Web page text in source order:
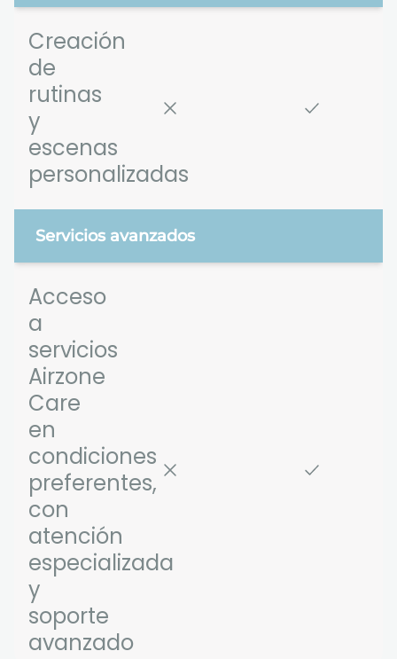
Creación
de
rutinas
y
escenas
personalizadas
Servicios avanzados
Acceso
a
servicios
Airzone
Care
en
condiciones
preferentes,
con
atención
especializada
y
soporte
avanzado